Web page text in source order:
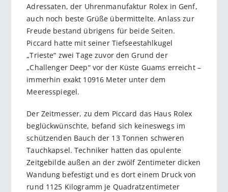
Adressaten, der Uhrenmanufaktur Rolex in Genf,
auch noch beste Grüße übermittelte. Anlass zur
Freude bestand übrigens für beide Seiten.
Piccard hatte mit seiner Tiefseestahlkugel
„Trieste“ zwei Tage zuvor den Grund der
„Challenger Deep“ vor der Küste Guams erreicht –
immerhin exakt 10916 Meter unter dem
Meeresspiegel.
Der Zeitmesser, zu dem Piccard das Haus Rolex
beglückwünschte, befand sich keineswegs im
schützenden Bauch der 13 Tonnen schweren
Tauchkapsel. Techniker hatten das opulente
Zeitgebilde außen an der zwölf Zentimeter dicken
Wandung befestigt und es dort einem Druck von
rund 1125 Kilogramm je Quadratzentimeter